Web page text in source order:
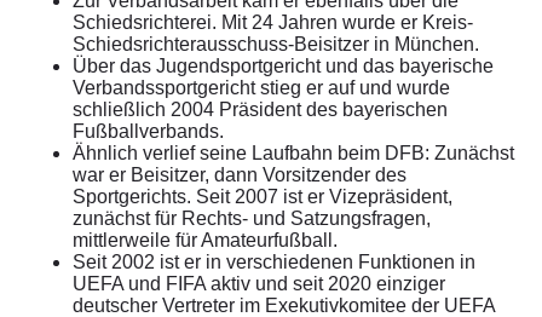
Schiedsrichterei. Mit 24 Jahren wurde er Kreis-
Schiedsrichterausschuss-Beisitzer in München.
Über das Jugendsportgericht und das bayerische
Verbandssportgericht stieg er auf und wurde
schließlich 2004 Präsident des bayerischen
Fußballverbands.
Ähnlich verlief seine Laufbahn beim DFB: Zunächst
war er Beisitzer, dann Vorsitzender des
Sportgerichts. Seit 2007 ist er Vizepräsident,
zunächst für Rechts- und Satzungsfragen,
mittlerweile für Amateurfußball.
Seit 2002 ist er in verschiedenen Funktionen in
UEFA und FIFA aktiv und seit 2020 einziger
deutscher Vertreter im Exekutivkomitee der UEFA